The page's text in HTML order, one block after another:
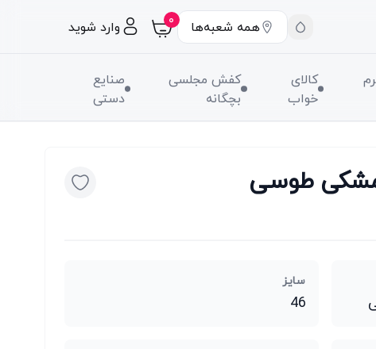
همه شعبه‌ها ۰ وارد شوید
کالای
خواب
کفش مجلسی
بچگانه
صنایع
دستی
مشکی طوسی
سایز
46